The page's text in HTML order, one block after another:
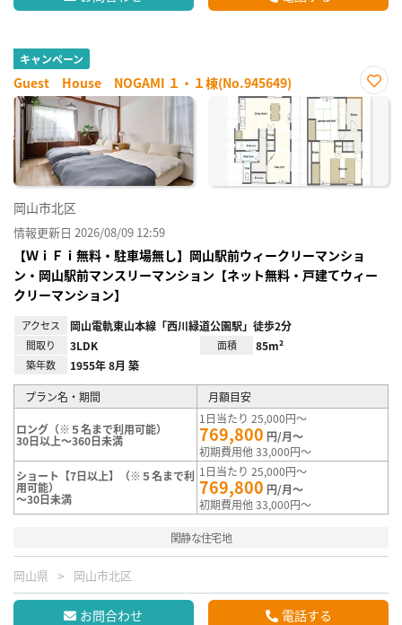
キャンペーン
Guest House NOGAMI １・１棟(No.945649)
お気
り登
録
岡山市北区
情報更新日 2026/08/09 12:59
【ＷｉＦｉ無料・駐車場無し】岡山駅前ウィークリーマンショ
ン・岡山駅前マンスリーマンション【ネット無料・戸建てウィー
クリーマンション】
アクセス 岡山電軌東山本線「西川緑道公園駅」徒歩2分
間取り 3LDK 面積 85m²
築年数 1955年 8月 築
プラン名・期間 月額目安
ロング（※５名まで利用可能）
30日以上～360日未満
1日当たり 25,000円～
769,800 円/月～
初期費用他 33,000円～
ショート【7日以上】（※５名まで利
用可能）
～30日未満
1日当たり 25,000円～
769,800 円/月～
初期費用他 33,000円～
閑静な住宅地
岡山県 岡山市北区
お問合わせ 電話する